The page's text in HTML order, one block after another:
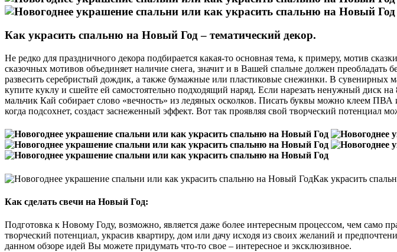
Как украсить спальню на Новый Год – тематический декор.
Не редко для праздничного декора подбирается какая-то основная тема, к примеру, мотив
сказочных мотивов объединяет наличие снега, значит и в Вашей спальне должен
развесить серебристый дождик, а также бумажные или пластиковые снежинки. В сувенирных
купите куклу и сшейте ей самостоятельно подходящий наряд. Если нарезать ненужный диск
мальчик Кай собирает слово «вечность» из ледяных осколков. Писать буквы можно клеем
когда подсохнет, создаст заснеженный эффект. Вот так проявляя свой творческий потенциал
Как украсить
Как сделать свечи на Новый Год:
Подготовка к Новому Году, возможно, является даже более интересным процессом, чем само
творческий потенциал, украсив квартиру, дом или дачу исходя из своих желаний и
данном обзоре идей Вы можете придумать что-то свое – интересное и эксклюзивное.